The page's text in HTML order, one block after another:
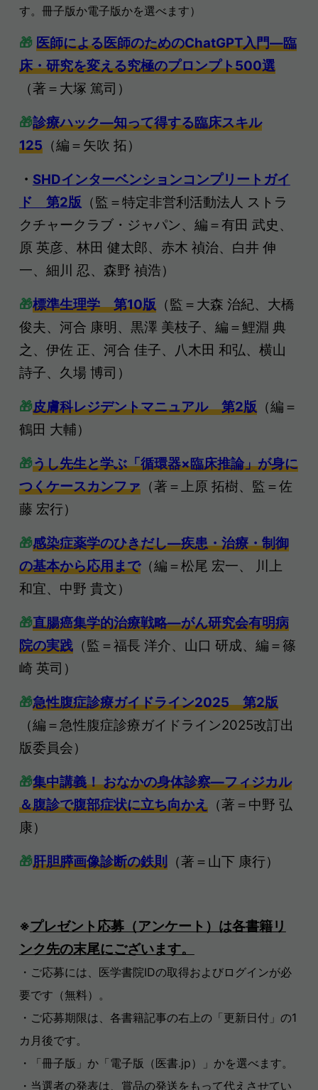
す。冊子版か電子版かを選べます）
🎁 医師による医師のためのChatGPT入門―臨
床・研究を変える究極のプロンプト500選
（著＝大塚 篤司）
🎁診療ハック―知って得する臨床スキル
125（編＝矢吹 拓）
・ SHDインターベンションコンプリートガイ
ド 第2版 （監＝特定非営利活動法人 ストラ
クチャークラブ・ジャパン、編＝有田 武史、
原 英彦、林田 健太郎、赤木 禎治、白井 伸
一、細川 忍、森野 禎浩）
🎁標準生理学 第10版（監＝大森 治紀、大橋
俊夫、河合 康明、黒澤 美枝子、編＝鯉淵 典
之、伊佐 正、河合 佳子、八木田 和弘、横山
詩子、久場 博司）
🎁皮膚科レジデントマニュアル 第2版（編＝
鶴田 大輔）
🎁うし先生と学ぶ「循環器×臨床推論」が身に
つくケースカンファ（著＝上原 拓樹、監＝佐
藤 宏行）
🎁感染症薬学のひきだし―疾患・治療・制御
の基本から応用まで（編＝松尾 宏一、 川上
和宜、中野 貴文）
🎁直腸癌集学的治療戦略―がん研究会有明病
院の実践（監＝福長 洋介、山口 研成、編＝篠
崎 英司）
🎁急性腹症診療ガイドライン2025 第2版
（編＝急性腹症診療ガイドライン2025改訂出
版委員会）
🎁集中講義！ おなかの身体診察―フィジカル
＆腹診で腹部症状に立ち向かえ（著＝中野 弘
康）
🎁肝胆膵画像診断の鉄則（著＝山下 康行）
※プレゼント応募（アンケート）は各書籍リ
ンク先の末尾にございます。
・ご応募には、医学書院IDの取得およびログインが必
要です（無料）。
・ご応募期限は、各書籍記事の右上の「更新日付」の1
カ月後です。
・「冊子版」か「電子版（医書.jp）」かを選べます。
・当選者の発表は、賞品の発送をもって代えさせてい